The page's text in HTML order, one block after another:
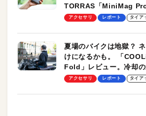
TORRAS「MiniMag
ーも
アクセサリ レポート タイア
夏場のバイクは地獄？
けになるかも。 「
Fold」レビュー。冷却
却プレート、シンプルな
アクセサリ レポート タイア